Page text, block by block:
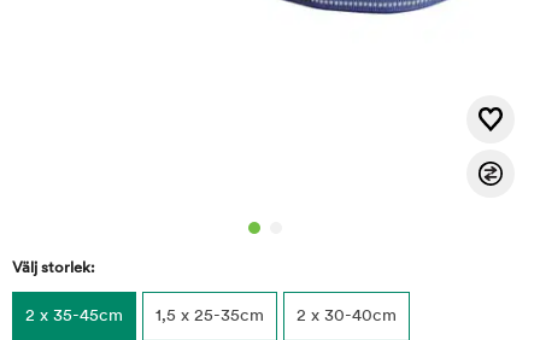
Välj storlek:
2 x 35-45cm 1,5 x 25-35cm 2 x 30-40cm